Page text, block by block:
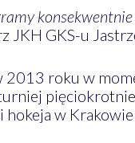
JKH GKS-u
2013 roku w
w